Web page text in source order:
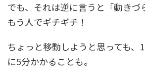
でも、それは逆に言うと「動きづ
もう人でギチギチ！
ちょっと移動しようと思っても、
に5分かかることも。